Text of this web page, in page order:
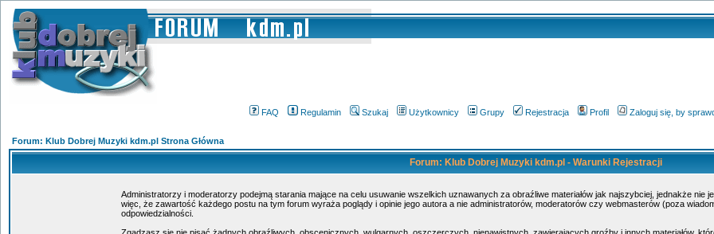
FAQ Regulamin Szukaj Użytkownicy Grupy Rejestracja Profil Zaloguj się, by
Forum: Klub Dobrej Muzyki kdm.pl Strona Główna
Forum: Klub Dobrej Muzyki kdm.pl - Warunki Rejestracji
Administratorzy i moderatorzy podejmą starania mające na celu usuwanie wszelkich uznawanych za obraźliwe materiałów jak najszybciej, jednakże
więc, że zawartość każdego postu na tym forum wyraża poglądy i opinie jego autora a nie administratorów, moderatorów czy webmasterów (poza
odpowiedzialności.